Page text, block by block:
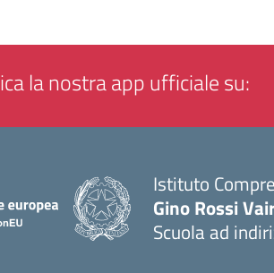
la nostra app ufficiale su:
Istituto
Gino Rossi
Scuola ad